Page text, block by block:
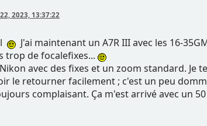
2023, 13:37:22
J'ai maintenant un A7R III avec les 16-
trop de focalefixes...
avec des fixes et un zoom standard.
le retourner facilement ; c'est un peu
complaisant. Ça m'est arrivé avec un